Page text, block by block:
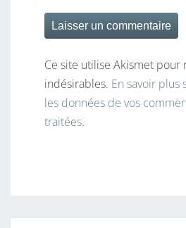
Ce site utilise Akismet pour
indésirables. En savoir plus
les données de vos
traitées.